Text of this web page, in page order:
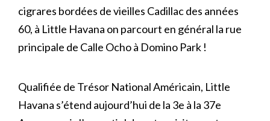
cigrares bordées de vieilles Cadillac des années
60, à Little Havana on parcourt en général la rue
principale de Calle Ocho à Domino Park !
Qualifiée de Trésor National Américain, Little
Havana s’étend aujourd’hui de la 3e à la 37e